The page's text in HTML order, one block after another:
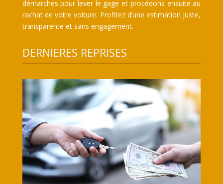
démarches pour lever le gage et procédons ensuite au
rachat de votre voiture. Profitez d’une estimation juste,
transparente et sans engagement.
DERNIERES REPRISES